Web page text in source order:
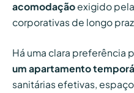
acomodaçãoexigido
corporativas de longo
Há uma clara preferência
um apartamento
sanitárias efetivas,